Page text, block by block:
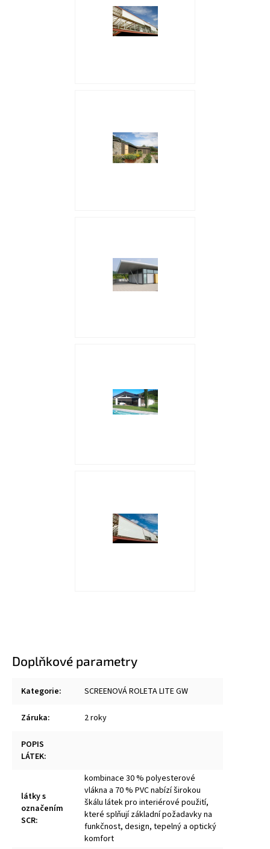
Doplňkové parametry
Kategorie: SCREENOVÁ ROLETA LITE GW
Záruka: 2 roky
POPIS
LÁTEK:
látky s
označením
SCR:
kombinace 30 % polyesterové
vlákna a 70 % PVC nabízí širokou
škálu látek pro interiérové použití,
které splňují základní požadavky na
funkčnost, design, tepelný a optický
komfort